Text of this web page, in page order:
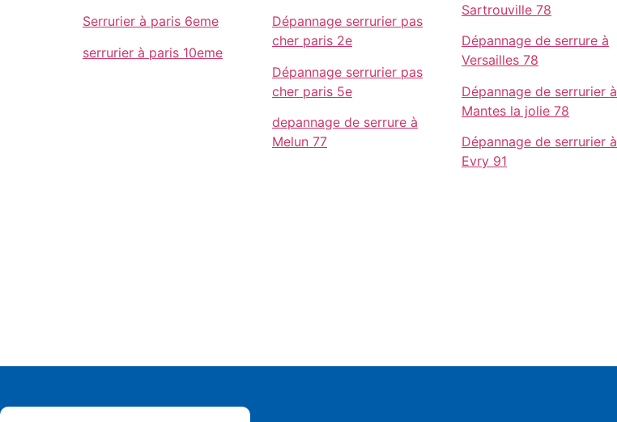
Serrurier à paris 6eme
serrurier à paris 10eme
Dépannage serrurier pas
cher paris 2e
Dépannage serrurier pas
cher paris 5e
depannage de serrure à
Melun 77
Sartrouville 78
Dépannage de serrure à
Versailles 78
Dépannage de serrurier à
Mantes la jolie 78
Dépannage de serrurier à
Evry 91